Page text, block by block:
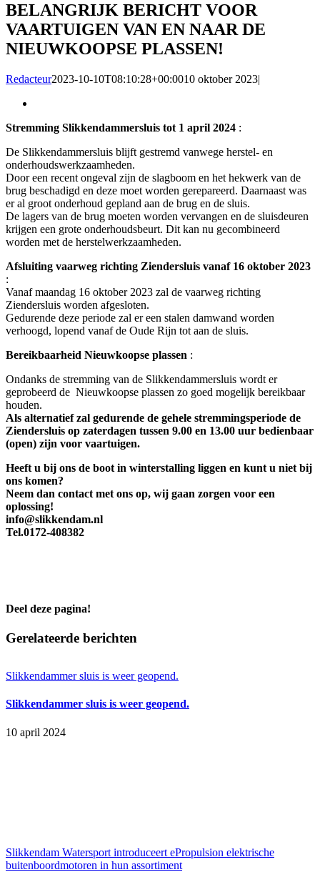
BELANGRIJK BERICHT VOOR
VAARTUIGEN VAN EN NAAR DE
NIEUWKOOPSE PLASSEN!
Redacteur2023-10-10T08:10:28+00:0010 oktober 2023|
afbeelding
Stremming Slikkendammersluis tot 1 april 2024 :
De Slikkendammersluis blijft gestremd vanwege herstel- en
onderhoudswerkzaamheden.
Door een recent ongeval zijn de slagboom en het hekwerk van de
brug beschadigd en deze moet worden gerepareerd. Daarnaast was
er al groot onderhoud gepland aan de brug en de sluis.
De lagers van de brug moeten worden vervangen en de sluisdeuren
krijgen een grote onderhoudsbeurt. Dit kan nu gecombineerd
worden met de herstelwerkzaamheden.
Afsluiting vaarweg richting Ziendersluis vanaf 16 oktober 2023
:
Vanaf maandag 16 oktober 2023 zal de vaarweg richting
Ziendersluis worden afgesloten.
Gedurende deze periode zal er een stalen damwand worden
verhoogd, lopend vanaf de Oude Rijn tot aan de sluis.
Bereikbaarheid Nieuwkoopse plassen :
Ondanks de stremming van de Slikkendammersluis wordt er
geprobeerd de Nieuwkoopse plassen zo goed mogelijk bereikbaar
houden.
Als alternatief zal gedurende de gehele stremmingsperiode de
Ziendersluis op zaterdagen tussen 9.00 en 13.00 uur bedienbaar
(open) zijn voor vaartuigen.
Heeft u bij ons de boot in winterstalling liggen en kunt u niet bij
ons komen?
Neem dan contact met ons op, wij gaan zorgen voor een
oplossing!
info@slikkendam.nl
Tel.0172-408382
Deel deze pagina!
Facebook
X
LinkedIn
WhatsApp
E-
Gerelateerde berichten
Slikkendammer sluis is weer geopend.
Slikkendammer sluis is weer geopend.
10 april 2024
Slikkendam Watersport introduceert ePropulsion elektrische
buitenboordmotoren in hun assortiment